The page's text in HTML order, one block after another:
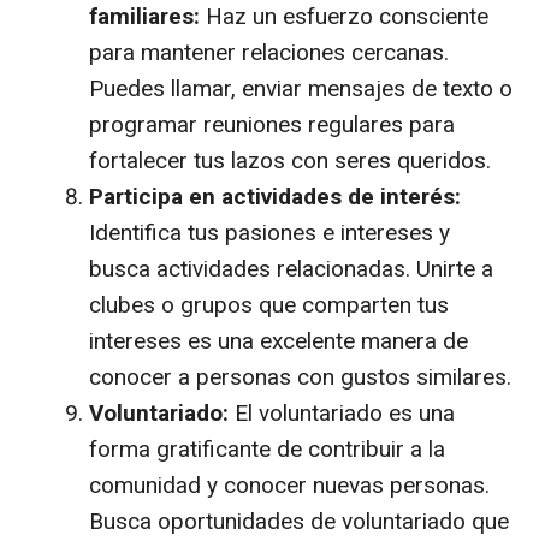
familiares: Haz un esfuerzo consciente
para mantener relaciones cercanas.
Puedes llamar, enviar mensajes de texto o
programar reuniones regulares para
fortalecer tus lazos con seres queridos.
Participa en actividades de interés:
Identifica tus pasiones e intereses y
busca actividades relacionadas. Unirte a
clubes o grupos que comparten tus
intereses es una excelente manera de
conocer a personas con gustos similares.
Voluntariado: El voluntariado es una
forma gratificante de contribuir a la
comunidad y conocer nuevas personas.
Busca oportunidades de voluntariado que